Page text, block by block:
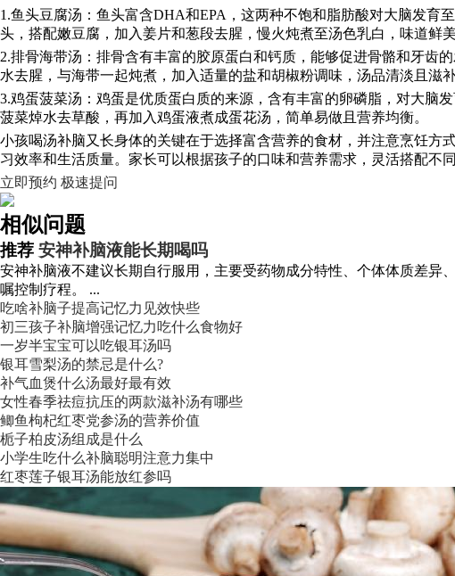
1.鱼头豆腐汤：鱼头富含DHA和EPA，这两种不饱和脂肪酸对大脑发育
头，搭配嫩豆腐，加入姜片和葱段去腥，慢火炖煮至汤色乳白，味道鲜美
2.排骨海带汤：排骨含有丰富的胶原蛋白和钙质，能够促进骨骼和牙齿
水去腥，与海带一起炖煮，加入适量的盐和胡椒粉调味，汤品清淡且滋补
3.鸡蛋菠菜汤：鸡蛋是优质蛋白质的来源，含有丰富的卵磷脂，对大脑
菠菜焯水去草酸，再加入鸡蛋液煮成蛋花汤，简单易做且营养均衡。
小孩喝汤补脑又长身体的关键在于选择富含营养的食材，并注意烹饪
习效率和生活质量。家长可以根据孩子的口味和营养需求，灵活搭配不
立即预约 极速提问
相似问题
推荐 安神补脑液能长期喝吗
安神补脑液不建议长期自行服用，主要受药物成分特性、个体体质差异
嘱控制疗程。 ...
吃啥补脑子提高记忆力见效快些
初三孩子补脑增强记忆力吃什么食物好
一岁半宝宝可以吃银耳汤吗
银耳雪梨汤的禁忌是什么?
补气血煲什么汤最好最有效
女性春季祛痘抗压的两款滋补汤有哪些
鲫鱼枸杞红枣党参汤的营养价值
栀子柏皮汤组成是什么
小学生吃什么补脑聪明注意力集中
红枣莲子银耳汤能放红参吗